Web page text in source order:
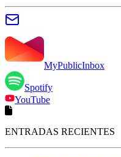
MyPublicInbox
Spotify
YouTube
ENTRADAS RECIENTES